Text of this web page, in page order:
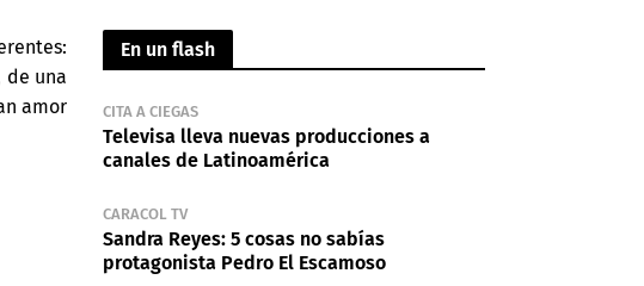
de una
amor
En un flash
CITA A CIEGAS
Televisa lleva nuevas producciones a
canales de Latinoamérica
CARACOL TV
Sandra Reyes: 5 cosas no sabías
protagonista Pedro El Escamoso